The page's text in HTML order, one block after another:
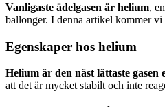
Vanligaste ädelgasen är helium,
ballonger. I denna artikel kommer vi
Egenskaper hos helium
Helium är den näst lättaste
att det är mycket stabilt och inte